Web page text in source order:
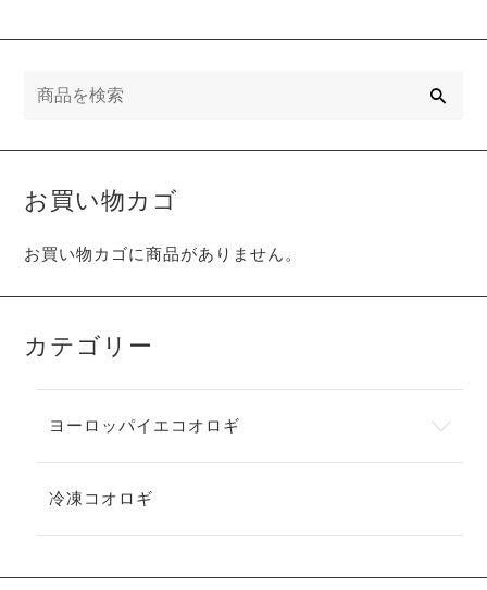
お買い物カゴ
お買い物カゴに商品がありません。
カテゴリー
ヨーロッパイエコオロギ
冷凍コオロギ